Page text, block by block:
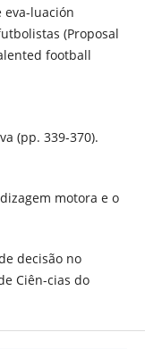
eva-luación
(Proposal
football
(pp. 339-370).
motora e o
decisão no
Ciên-cias do